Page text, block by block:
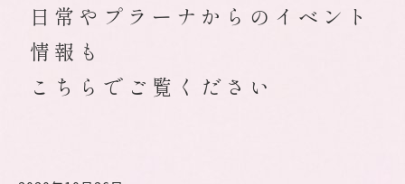
日常やプラーナからのイベント
情報も
こちらでご覧ください